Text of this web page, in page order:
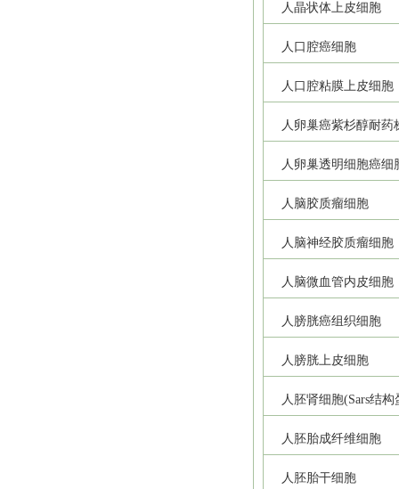
人晶状体上皮细胞
人口腔癌细胞
人口腔粘膜上皮细胞
人卵巢癌紫杉醇耐药
人卵巢透明细胞癌细
人脑胶质瘤细胞
人脑神经胶质瘤细胞
人脑微血管内皮细胞
人膀胱癌组织细胞
人膀胱上皮细胞
人胚肾细胞(Sars结
人胚胎成纤维细胞
人胚胎干细胞